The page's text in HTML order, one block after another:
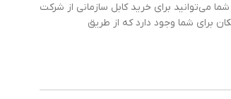
می‌توانید برای خرید کابل سازمانی از شرکت
تهیه نمایید. همچنین این امکان برای شما وجود دارد که از طریق